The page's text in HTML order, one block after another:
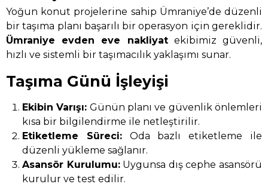
Yoğun konut projelerine sahip Ümraniye’de düzenli
bir taşıma planı başarılı bir operasyon için gereklidir.
Ümraniye evden eve nakliyatekibimiz güvenli,
hızlı ve sistemli bir taşımacılık yaklaşımı sunar.
Taşıma Günü İşleyişi
Ekibin Varışı: Günün planı ve güvenlik önlemleri
kısa bir bilgilendirme ile netleştirilir.
Etiketleme Süreci:Oda bazlı etiketleme ile
düzenli yükleme sağlanır.
Asansör Kurulumu:Uygunsa dış cephe asansörü
kurulur ve test edilir.